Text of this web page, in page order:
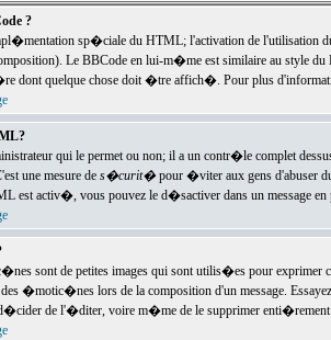
?
sp�ciale du HTML; l'activation de l'utilisation
Le BBCode en lui-m�me est similaire au style
dont quelque chose doit �tre affich�. Pour plus
qui le permet ou non; il a un contr�le complet
une mesure de s�curit�pour �viter aux gens d'abuser
est activ�, vous pouvez le d�sactiver dans un message en
sont de petites images qui sont utilis�es pour exprimer
�motic�nes lors de la composition d'un message.
de l'�diter, voire m�me de le supprimer